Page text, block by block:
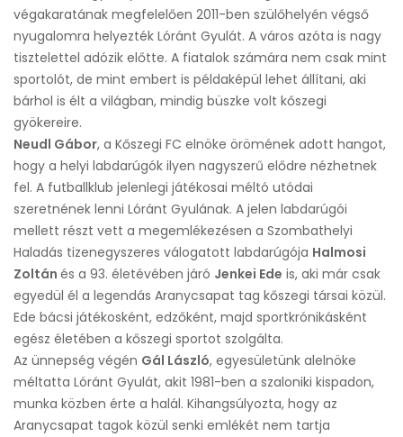
végakaratának megfelelően 2011-ben szülőhelyén végső
nyugalomra helyezték Lóránt Gyulát. A város azóta is nagy
tisztelettel adózik előtte. A fiatalok számára nem csak mint
sportolót, de mint embert is példaképül lehet állítani, aki
bárhol is élt a világban, mindig büszke volt kőszegi
gyökereire.
Neudl Gábor, a Kőszegi FC elnöke örömének adott hangot,
hogy a helyi labdarúgók ilyen nagyszerű elődre nézhetnek
fel. A futballklub jelenlegi játékosai méltó utódai
szeretnének lenni Lóránt Gyulának. A jelen labdarúgói
mellett részt vett a megemlékezésen a Szombathelyi
Haladás tizenegyszeres válogatott labdarúgója Halmosi
Zoltán és a 93. életévében járó Jenkei Ede is, aki már csak
egyedül él a legendás Aranycsapat tag kőszegi társai közül.
Ede bácsi játékosként, edzőként, majd sportkrónikásként
egész életében a kőszegi sportot szolgálta.
Az ünnepség végén Gál László, egyesületünk alelnöke
méltatta Lóránt Gyulát, akit 1981-ben a szaloniki kispadon,
munka közben érte a halál. Kihangsúlyozta, hogy az
Aranycsapat tagok közül senki emlékét nem tartja